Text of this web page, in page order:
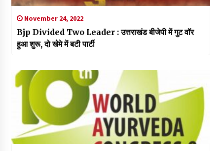
November 24, 2022
Bjp Divided Two Leader : उत्तराखंड बीजेपी में गुट वॉर
हुआ शुरू, दो खेमे में बटी पार्टी